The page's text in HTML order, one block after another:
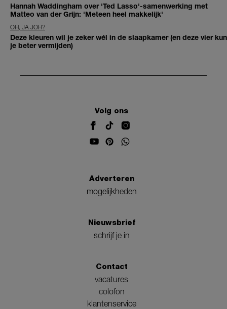
Hannah Waddingham over 'Ted Lasso'-samenwerking met
Matteo van der Grijn: 'Meteen heel makkelijk'
OH, JA JOH?
Deze kleuren wil je zeker wél in de slaapkamer (en deze vier kun
je beter vermijden)
Volg ons
Adverteren
mogelijkheden
Nieuwsbrief
schrijf je in
Contact
vacatures
colofon
klantenservice